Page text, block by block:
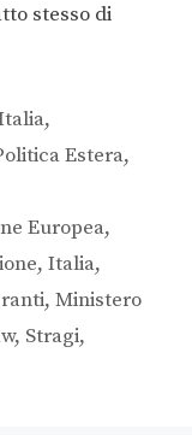
stesso di
,
Estera,
Europea,
, Italia,
, Ministero
, Stragi,